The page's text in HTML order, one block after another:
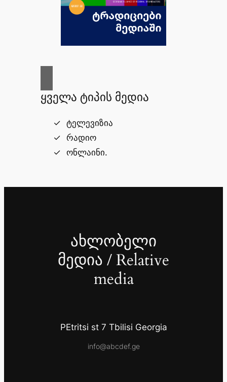
ყველა ტიპის მედია
ტელევიზია
რადიო
ონლაინი.
ახლობელი
მედია / Relative
media
PEtritsi st 7 Tbilisi Georgia
info@abcdef.ge